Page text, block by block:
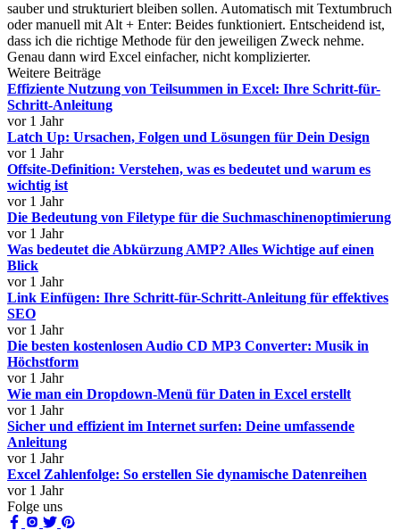
sauber und strukturiert bleiben sollen. Automatisch mit Textumbruch
oder manuell mit Alt + Enter: Beides funktioniert. Entscheidend ist,
dass ich die richtige Methode für den jeweiligen Zweck nehme.
Genau dann wird Excel einfacher, nicht komplizierter.
Weitere Beiträge
Effiziente Nutzung von Teilsummen in Excel: Ihre Schritt-für-
Schritt-Anleitung
vor 1 Jahr
Latch Up: Ursachen, Folgen und Lösungen für Dein Design
vor 1 Jahr
Offsite-Definition: Verstehen, was es bedeutet und warum es
wichtig ist
vor 1 Jahr
Die Bedeutung von Filetype für die Suchmaschinenoptimierung
vor 1 Jahr
Was bedeutet die Abkürzung AMP? Alles Wichtige auf einen
Blick
vor 1 Jahr
Link Einfügen: Ihre Schritt-für-Schritt-Anleitung für effektives
SEO
vor 1 Jahr
Die besten kostenlosen Audio CD MP3 Converter: Musik in
Höchstform
vor 1 Jahr
Wie man ein Dropdown-Menü für Daten in Excel erstellt
vor 1 Jahr
Sicher und effizient im Internet surfen: Deine umfassende
Anleitung
vor 1 Jahr
Excel Zahlenfolge: So erstellen Sie dynamische Datenreihen
vor 1 Jahr
Folge uns